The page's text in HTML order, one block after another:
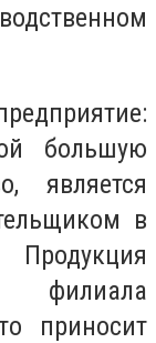
большую
является
в
Продукция
филиала
приносит